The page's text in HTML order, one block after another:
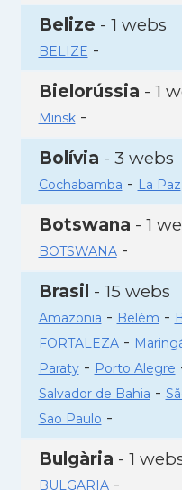
Belize - 1 webs
BELIZE -
Bielorússia - 1
Minsk-
Bolívia - 3 webs
Cochabamba - La Paz
Botswana - 1
BOTSWANA-
Brasil - 15 webs
Amazonia - Belém -
FORTALEZA-
Paraty- Porto Alegre
Salvador de Bahia -
Sao Paulo -
Bulgària - 1
BULGARIA-